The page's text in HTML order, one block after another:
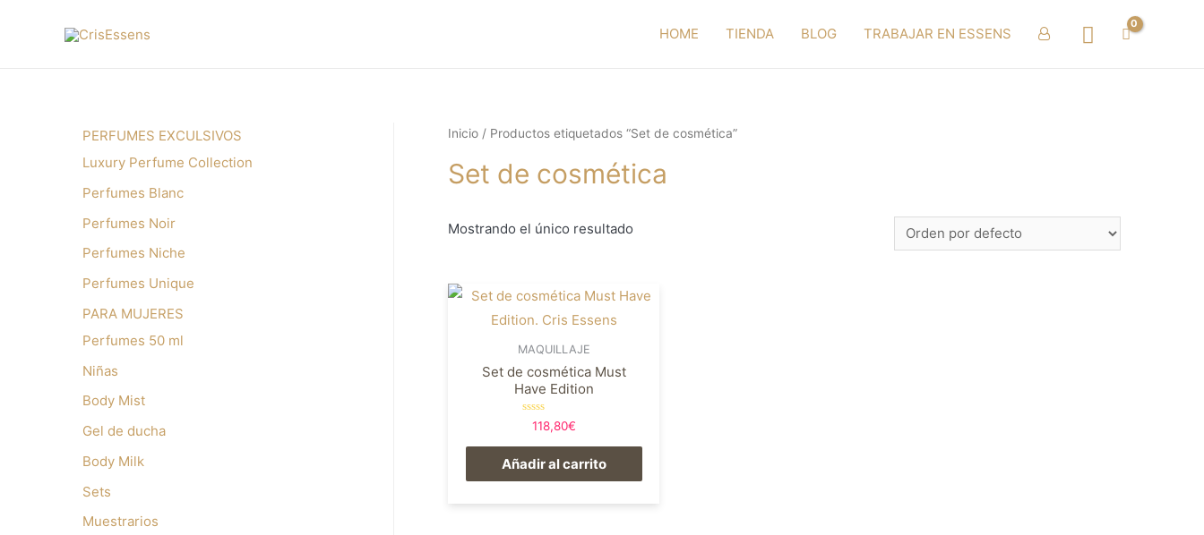
HOME TIENDA BLOG TRABAJAR EN ESSENS Buscar
PERFUMES EXCULSIVOS
Luxury Perfume Collection
Perfumes Blanc
Perfumes Noir
Perfumes Niche
Perfumes Unique
PARA MUJERES
Perfumes 50 ml
Niñas
Body Mist
Gel de ducha
Body Milk
Sets
Muestrarios
Inicio / Productos etiquetados “Set de cosmética”
Set de cosmética
Mostrando el único resultado
MAQUILLAJE
Set de cosmética Must
Have Edition
Valorado
0
5
118,80€
Añadir al carrito